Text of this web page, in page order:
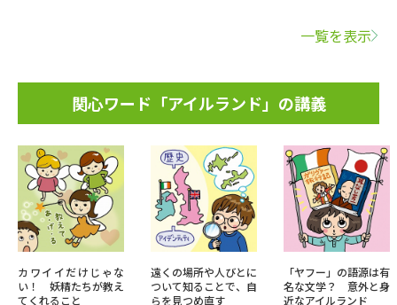
一覧を表示
関心ワード「アイルランド」の講義
カワイイだけじゃな
い！ 妖精たちが教え
てくれること
遠くの場所や人びとに
ついて知ることで、自
らを見つめ直す
「ヤフー」の語源は有
名な文学？ 意外と身
近なアイルランド